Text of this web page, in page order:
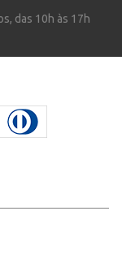
das 10h às 17h